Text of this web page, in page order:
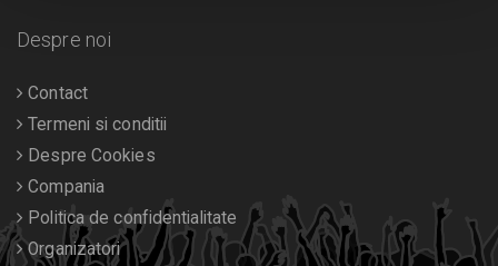
Despre noi
Contact
Termeni si conditii
Despre Cookies
Compania
Politica de confidentialitate
Organizatori